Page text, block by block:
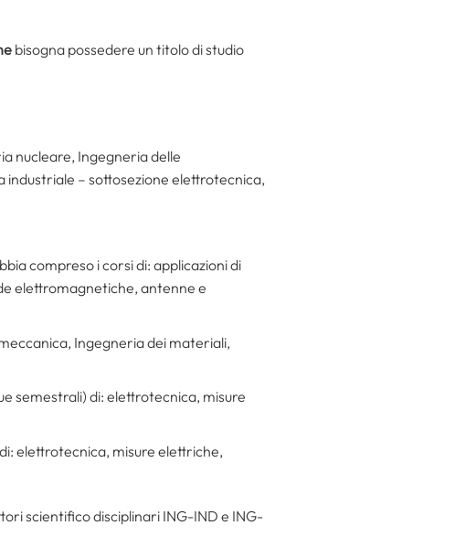
bisogna possedere un titolo di studio
nucleare, Ingegneria delle
industriale – sottosezione elettrotecnica,
compreso i corsi di: applicazioni di
elettromagnetiche, antenne e
Ingegneria dei materiali,
semestrali) di: elettrotecnica, misure
elettrotecnica, misure elettriche,
scientifico disciplinari ING-IND e ING-